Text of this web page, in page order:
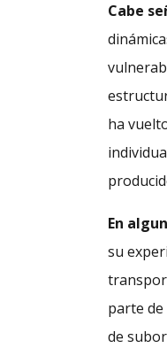
Cabe
ha
En
su
parte
de